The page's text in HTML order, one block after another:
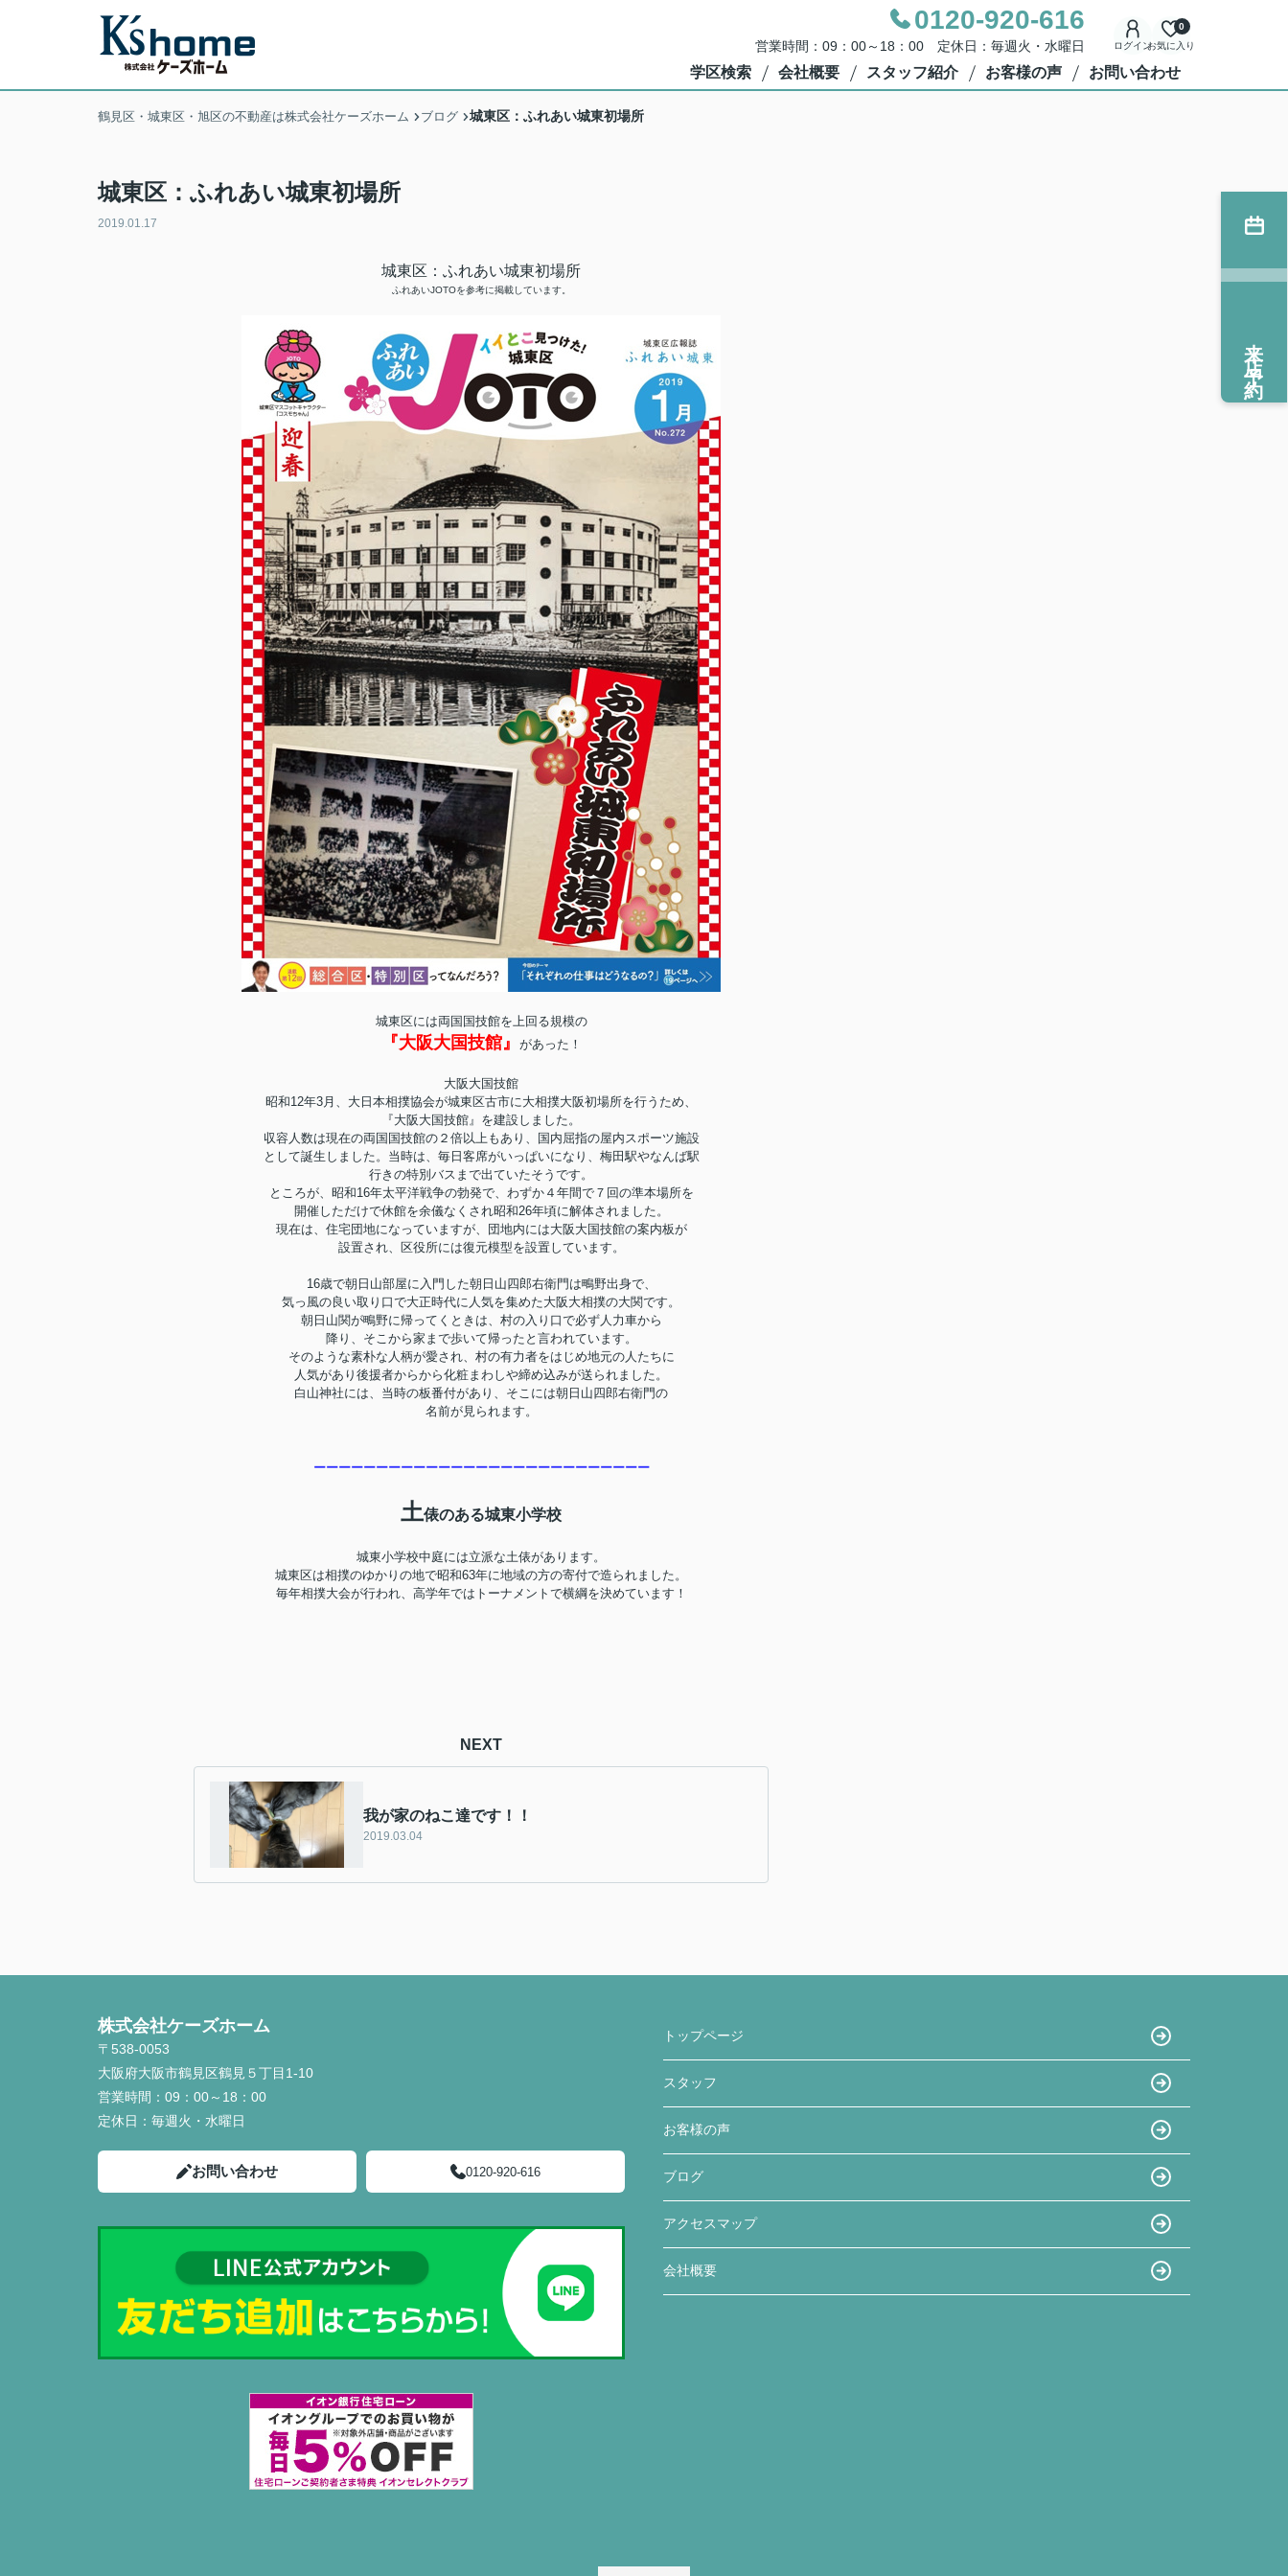
0120-920-616
営業時間：09：00～18：00 定休日：毎週火・水曜日 ログインお気に入り
0
学区検索 会社概要 スタッフ紹介 お客様の声 お問い合わせ
鶴見区・城東区・旭区の不動産は株式会社ケーズホーム ブログ 城東区：ふれあい城東初場所
城東区：ふれあい城東初場所
2019.01.17
城東区：ふれあい城東初場所
ふれあいJOTOを参考に掲載しています。
城東区には両国国技館を上回る規模の
『大阪大国技館』 があった！
大阪大国技館
昭和12年3月、大日本相撲協会が城東区古市に大相撲大阪初場所を行うため、
『大阪大国技館』を建設しました。
収容人数は現在の両国国技館の２倍以上もあり、国内屈指の屋内スポーツ施設
として誕生しました。当時は、毎日客席がいっぱいになり、梅田駅やなんば駅
行きの特別バスまで出ていたそうです。
ところが、昭和16年太平洋戦争の勃発で、わずか４年間で７回の準本場所を
開催しただけで休館を余儀なくされ昭和26年頃に解体されました。
現在は、住宅団地になっていますが、団地内には大阪大国技館の案内板が
設置され、区役所には復元模型を設置しています。
16歳で朝日山部屋に入門した朝日山四郎右衛門は鴫野出身で、
気っ風の良い取り口で大正時代に人気を集めた大阪大相撲の大関です。
朝日山関が鴫野に帰ってくときは、村の入り口で必ず人力車から
降り、そこから家まで歩いて帰ったと言われています。
そのような素朴な人柄が愛され、村の有力者をはじめ地元の人たちに
人気があり後援者からから化粧まわしや締め込みが送られました。
白山神社には、当時の板番付があり、そこには朝日山四郎右衛門の
名前が見られます。
ーーーーーーーーーーーーーーーーーーーーーーーーーーー
土俵のある城東小学校
城東小学校中庭には立派な土俵があります。
城東区は相撲のゆかりの地で昭和63年に地域の方の寄付で造られました。
毎年相撲大会が行われ、高学年ではトーナメントで横綱を決めています！
NEXT
我が家のねこ達です！！
2019.03.04
来店予約
株式会社ケーズホーム
〒538-0053
大阪府大阪市鶴見区鶴見５丁目1-10
営業時間： 09：00～18：00
定休日： 毎週火・水曜日
お問い合わせ 0120-920-616
トップページ
スタッフ
お客様の声
ブログ
アクセスマップ
会社概要